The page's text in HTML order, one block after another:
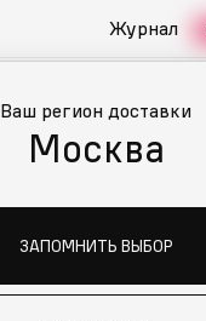
Ваш регион доставки
Москва
ЗАПОМНИТЬ ВЫБОР
Журнал